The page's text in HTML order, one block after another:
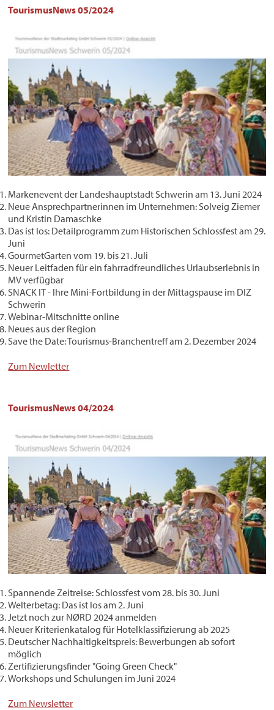
TourismusNews 05/2024
Markenevent der Landeshauptstadt Schwerin am 13. Juni 2024
Neue Ansprechpartnerinnen im Unternehmen: Solveig Ziemer
und Kristin Damaschke
Das ist los: Detailprogramm zum Historischen Schlossfest am 29.
Juni
GourmetGarten vom 19. bis 21. Juli
Neuer Leitfaden für ein fahrradfreundliches Urlaubserlebnis in
MV verfügbar
SNACK IT - Ihre Mini-Fortbildung in der Mittagspause im DIZ
Schwerin
Webinar-Mitschnitte online
Neues aus der Region
Save the Date: Tourismus-Branchentreff am 2. Dezember 2024
Zum Newletter
TourismusNews 04/2024
Spannende Zeitreise: Schlossfest vom 28. bis 30. Juni
Welterbetag: Das ist los am 2. Juni
Jetzt noch zur NØRD 2024 anmelden
​Neuer Kriterienkatalog für Hotelklassifizierung ab 2025
Deutscher Nachhaltigkeitspreis: Bewerbungen ab sofort
möglich
Zertifizierungsfinder "Going Green Check"
Workshops und Schulungen im Juni 2024
Zum Newsletter